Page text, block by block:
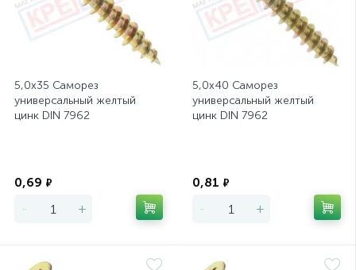
5,0х35 Саморез
универсальный желтый
цинк DIN 7962
0,69 ₽
- +
5,0х40 Саморез
универсальный желтый
цинк DIN 7962
0,81 ₽
- +